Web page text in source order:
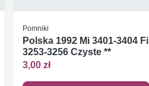
Pomniki
Polska 1992 Mi 3401-3404 Fi
3253-3256 Czyste **
3,00 zł